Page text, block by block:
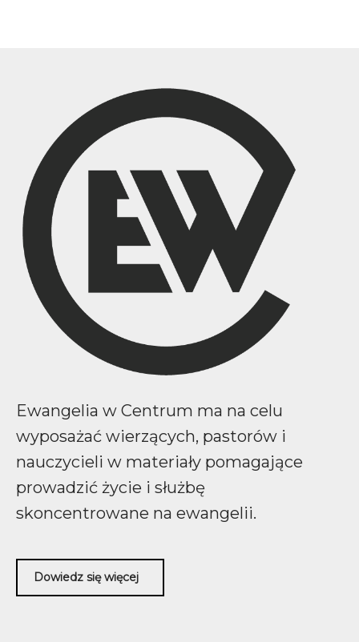
Ewangelia w Centrum ma na celu
wyposażać wierzących, pastorów i
nauczycieli w materiały pomagające
prowadzić życie i służbę
skoncentrowane na ewangelii.
Dowiedz się więcej